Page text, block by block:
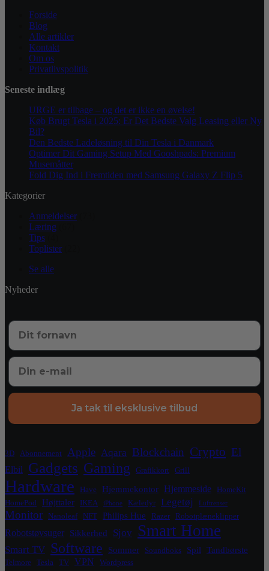
Forside
Blog
Alle artikler
Kontakt
Om os
Privatlivspolitik
Seneste indlæg
URGE er tilbage – og det er ikke en øvelse!
Køb Brugt Tesla i 2025: Er Det Bedste Valg Leasing eller Ny
Bil?
Den Bedste Ladeløsning til Din Tesla i Danmark
Optimer Dit Gaming Setup Med Gooshpads: Premium
Musemåtter
Fold Dig Ind i Fremtiden med Samsung Galaxy Z Flip 5
Kategorier
Anmeldelser
Læring
Tips
Toplister
Se alle
Nyheder
Ja tak til eksklusive tilbud
3D Abonnement Apple Aqara Blockchain Crypto El
Elbil Gadgets Gaming Grafikkort Grill
Hardware Have Hjemmekontor Hjemmeside
HomeKit
HomePod
Højttaler IKEA iPhone Kæledyr Legetøj Luftrenser
Monitor Nanoleaf NFT Philips Hue Razer Robotplæneklipper
Robotstøvsuger Sikkerhed Sjov Smart Home
Smart TV Software Sommer Soundboks Spil Tandbørste
Telmore Tesla TV VPN Wordpress